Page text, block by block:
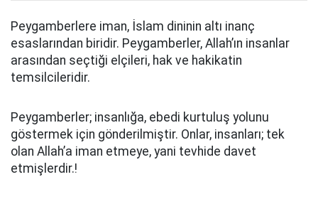
Peygamberlere iman, İslam dininin altı inanç
esaslarından biridir. Peygamberler, Allah’ın insanlar
arasından seçtiği elçileri, hak ve hakikatin
temsilcileridir.
Peygamberler; insanlığa, ebedi kurtuluş yolunu
göstermek için gönderilmiştir. Onlar, insanları; tek
olan Allah’a iman etmeye, yani tevhide davet
etmişlerdir.!